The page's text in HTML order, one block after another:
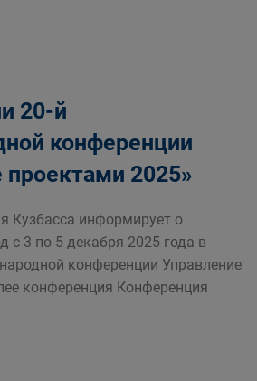
20-й
конференции
проектами 2025»
Кузбасса информирует о
с 3 по 5 декабря 2025 года в
конференции Управление
конференция Конференция